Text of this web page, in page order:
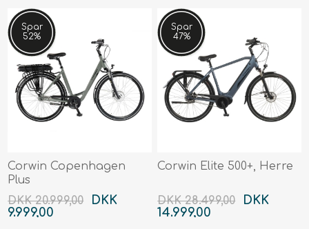
Spar
52%
Corwin Copenhagen
Plus
DKK 20.999,00
DKK
9.999,00
Spar
47%
Corwin Elite 500+, Herre
DKK 28.499,00
DKK
14.999,00